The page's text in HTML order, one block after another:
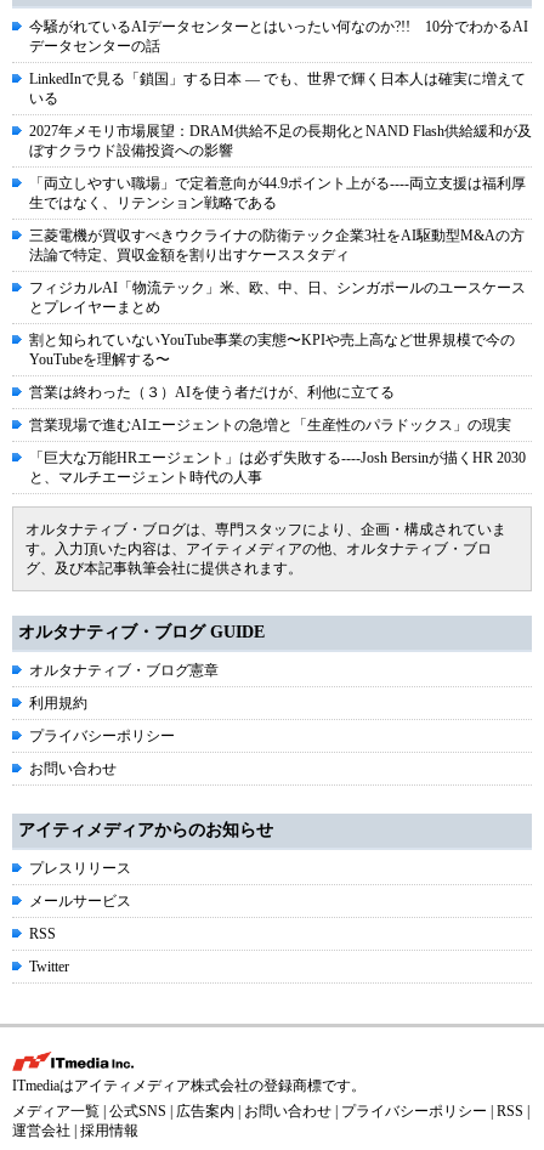
今騒がれているAIデータセンターとはいったい何なのか?!! 10分でわかるAI
データセンターの話
LinkedInで見る「鎖国」する日本 ― でも、世界で輝く日本人は確実に増えて
いる
2027年メモリ市場展望：DRAM供給不足の長期化とNAND Flash供給緩和が及
ぼすクラウド設備投資への影響
「両立しやすい職場」で定着意向が44.9ポイント上がる----両立支援は福利厚
生ではなく、リテンション戦略である
三菱電機が買収すべきウクライナの防衛テック企業3社をAI駆動型M&Aの方
法論で特定、買収金額を割り出すケーススタディ
フィジカルAI「物流テック」米、欧、中、日、シンガポールのユースケース
とプレイヤーまとめ
割と知られていないYouTube事業の実態〜KPIや売上高など世界規模で今の
YouTubeを理解する〜
営業は終わった（３）AIを使う者だけが、利他に立てる
営業現場で進むAIエージェントの急増と「生産性のパラドックス」の現実
「巨大な万能HRエージェント」は必ず失敗する----Josh Bersinが描くHR 2030
と、マルチエージェント時代の人事
オルタナティブ・ブログは、専門スタッフにより、企画・構成されていま
す。入力頂いた内容は、アイティメディアの他、オルタナティブ・ブロ
グ、及び本記事執筆会社に提供されます。
オルタナティブ・ブログ GUIDE
オルタナティブ・ブログ憲章
利用規約
プライバシーポリシー
お問い合わせ
アイティメディアからのお知らせ
プレスリリース
メールサービス
RSS
Twitter
ITmediaはアイティメディア株式会社の登録商標です。
メディア一覧 公式SNS 広告案内 お問い合わせ プライバシーポリシー RSS
運営会社
採用情報